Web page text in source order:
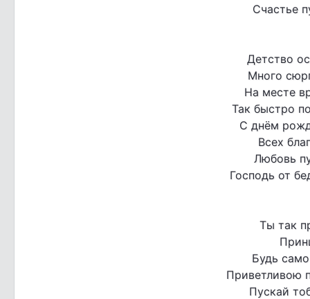
Счастье
Детство
Много
На месте
Так быстро
С днём
Всех
Любовь
Господь от
Ты так
Будь
Приветливою
Пускай